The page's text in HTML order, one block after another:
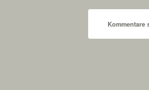
Kommentare